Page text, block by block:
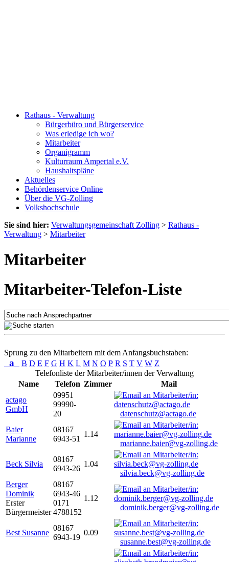
Rathaus - Verwaltung
Bürgerbüro und Bürgerservice
Was erledige ich wo?
Mitarbeiter
Organigramm
Kulturraum Ampertal e.V.
Haushaltspläne
Aktuelles
Behördenservice Online
Über die VG-Zolling
Volkshochschule
Sie sind hier: Verwaltungsgemeinschaft Zolling > Rathaus -
Verwaltung > Mitarbeiter
Mitarbeiter
Mitarbeiter-Telefon-Liste
Sprung zu den Mitarbeitern mit dem Anfangsbuchstaben:
a B D E F G H K L M N O P R S T V W Z
Telefonliste der Mitarbeiter/innen der Verwaltung
Name
Telefon Zimmer
Mail
actago
GmbH
09951
99990-
20
datenschutz@actago.de
Baier
Marianne
08167
6943-51
1.14
marianne.baier@vg-zolling.de
Beck Silvia
08167
6943-26
1.04
silvia.beck@vg-zolling.de
Berger
Dominik
Erster
Bürgermeister
08167
6943-46
0171
4788152
1.12
dominik.berger@vg-zolling.de
Best Susanne
08167
6943-19
0.09
susanne.best@vg-zolling.de